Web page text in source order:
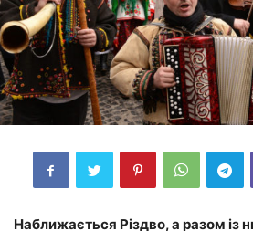
Наближається Різдво, а разом із